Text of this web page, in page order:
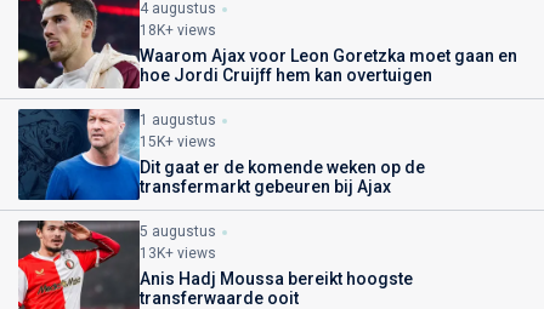
4 augustus
18K+ views
Waarom Ajax voor Leon Goretzka moet gaan en
hoe Jordi Cruijff hem kan overtuigen
1 augustus
15K+ views
Dit gaat er de komende weken op de
transfermarkt gebeuren bij Ajax
5 augustus
13K+ views
Anis Hadj Moussa bereikt hoogste
transferwaarde ooit